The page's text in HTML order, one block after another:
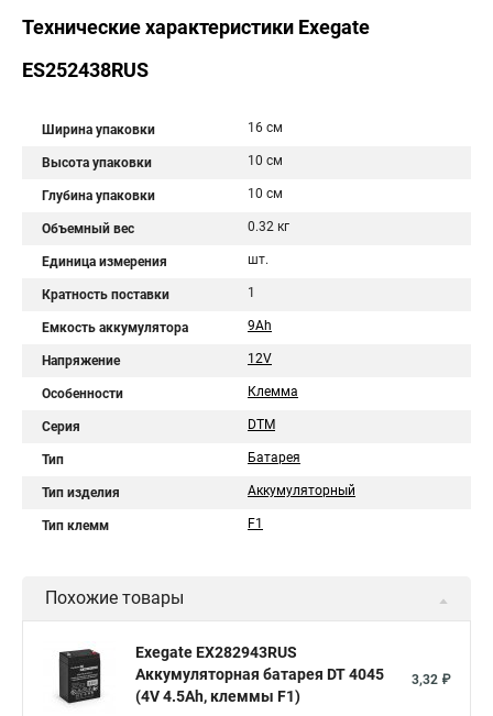
Технические характеристики Exegate
ES252438RUS
Ширина упаковки 16 см
Высота упаковки 10 см
Глубина упаковки 10 см
Объемный вес 0.32 кг
Единица измерения шт.
Кратность поставки 1
Емкость аккумулятора 9Ah
Напряжение 12V
Особенности Клемма
Серия DTM
Тип Батарея
Тип изделия Аккумуляторный
Тип клемм F1
Похожие товары
Exegate EX282943RUS
Аккумуляторная батарея DT 4045
(4V 4.5Ah, клеммы F1)
3,32 ₽